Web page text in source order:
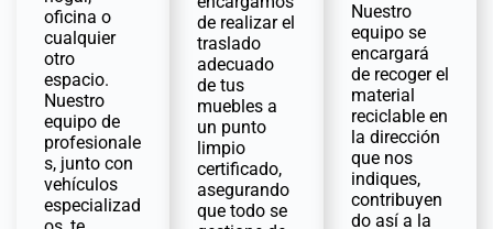
oficina o
cualquier
otro
espacio.
Nuestro
equipo de
profesionale
s, junto con
vehículos
especializad
de realizar el
traslado
adecuado
de tus
muebles a
un punto
limpio
certificado,
asegurando
que todo se
Nuestro
equipo se
encargará
de recoger el
material
reciclable en
la dirección
que nos
indiques,
contribuyen
do así a la